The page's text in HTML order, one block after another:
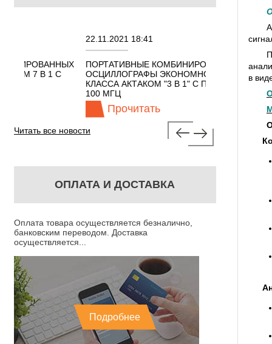
22.11.2021 18:41
ПОРТАТИВНЫЕ КОМБИНИРОВАННЫЕ
ОСЦИЛЛОГРАФЫ ЭКОНОМНОГО
КЛАССА АКТАКОМ "3 В 1" С ПОЛОСОЙ
Прочитать
02.08.2021
Читать все новости
ОПЛАТА И ДОСТАВКА
Оплата товара осуществляется безналично,
банковским переводом. Доставка
осуществляется...
Подробнее
в